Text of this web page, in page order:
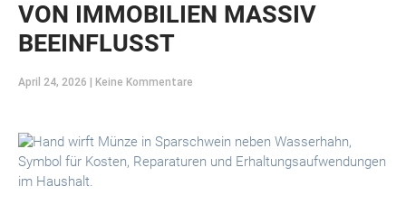
VON IMMOBILIEN MASSIV
BEEINFLUSST
April 24, 2026 Keine Kommentare